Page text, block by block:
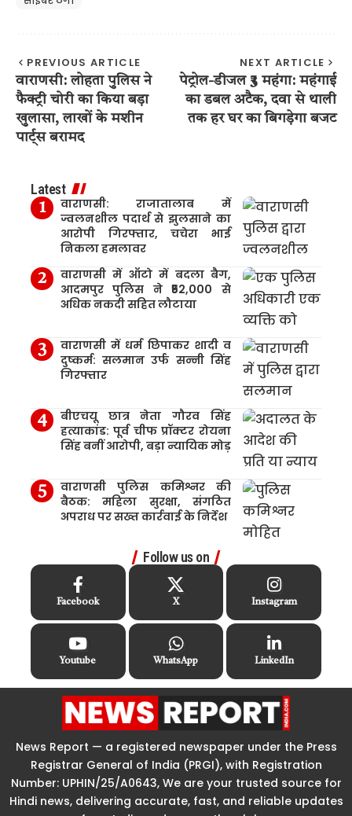
PREVIOUS ARTICLE
वाराणसी: लोहता पुलिस ने
फैक्ट्री चोरी का किया बड़ा
खुलासा, लाखों के मशीन
पार्ट्स बरामद
NEXT ARTICLE
पेट्रोल-डीजल ₹3 महंगा: महंगाई
का डबल अटैक, दवा से थाली
तक हर घर का बिगड़ेगा बजट
Latest
वाराणसी: राजातालाब में
ज्वलनशील पदार्थ से झुलसाने का
आरोपी गिरफ्तार, चचेरा भाई
निकला हमलावर
वाराणसी में ऑटो में बदला बैग,
आदमपुर पुलिस ने ₹52,000 से
अधिक नकदी सहित लौटाया
वाराणसी में धर्म छिपाकर शादी व
दुष्कर्म: सलमान उर्फ सन्नी सिंह
गिरफ्तार
बीएचयू छात्र नेता गौरव सिंह
हत्याकांड: पूर्व चीफ प्रॉक्टर रोयना
सिंह बनीं आरोपी, बड़ा न्यायिक मोड़
वाराणसी पुलिस कमिश्नर की
बैठक: महिला सुरक्षा, संगठित
अपराध पर सख्त कार्रवाई के निर्देश
Follow us on
Facebook X Instagram
Youtube WhatsApp LinkedIn
News Report — a registered newspaper under the Press
Registrar General of India (PRGI), with Registration
Number: UPHIN/25/A0643, We are your trusted source for
Hindi news, delivering accurate, fast, and reliable updates